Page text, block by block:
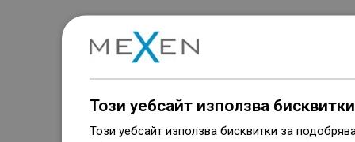
Този уебсайт използва бисквитки
Този уебсайт използва бисквитки за